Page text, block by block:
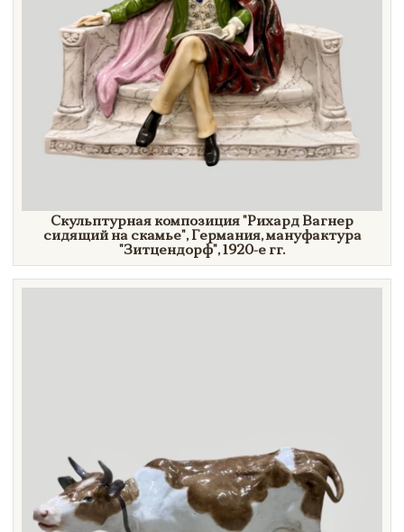
Скульптурная композиция"Рихард Вагнер
сидящий на скамье", Германия, мануфактура
"Зитцендорф",1920-е гг.